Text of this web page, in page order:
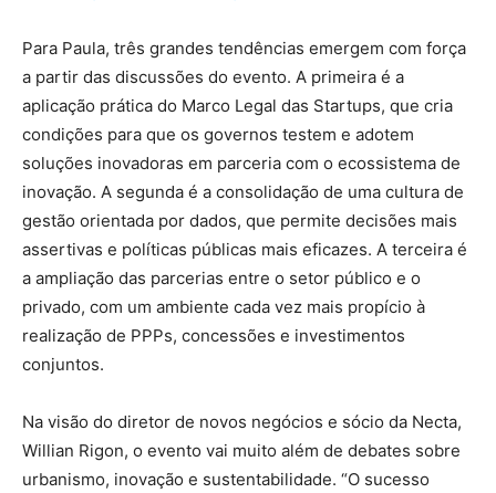
Para Paula, três grandes tendências emergem com força
a partir das discussões do evento. A primeira é a
aplicação prática do Marco Legal das Startups, que cria
condições para que os governos testem e adotem
soluções inovadoras em parceria com o ecossistema de
inovação. A segunda é a consolidação de uma cultura de
gestão orientada por dados, que permite decisões mais
assertivas e políticas públicas mais eficazes. A terceira é
a ampliação das parcerias entre o setor público e o
privado, com um ambiente cada vez mais propício à
realização de PPPs, concessões e investimentos
conjuntos.
Na visão do diretor de novos negócios e sócio da Necta,
Willian Rigon, o evento vai muito além de debates sobre
urbanismo, inovação e sustentabilidade. “O sucesso